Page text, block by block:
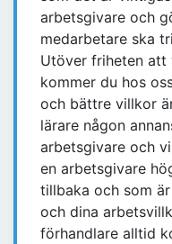
arbetsgivare och
medarbetare ska
Utöver friheten att
kommer du hos
och bättre villkor
lärare någon
arbetsgivare och
en arbetsgivare
tillbaka och som
och dina
förhandlare alltid